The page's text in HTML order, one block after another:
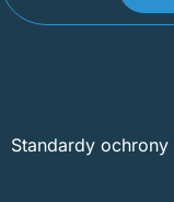
Standardy ochrony